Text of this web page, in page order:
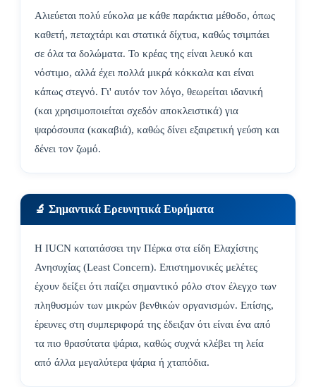
Αλιεύεται πολύ εύκολα με κάθε παράκτια μέθοδο, όπως
καθετή, πεταχτάρι και στατικά δίχτυα, καθώς τσιμπάει
σε όλα τα δολώματα. Το κρέας της είναι λευκό και
νόστιμο, αλλά έχει πολλά μικρά κόκκαλα και είναι
κάπως στεγνό. Γι' αυτόν τον λόγο, θεωρείται ιδανική
(και χρησιμοποιείται σχεδόν αποκλειστικά) για
ψαρόσουπα (κακαβιά), καθώς δίνει εξαιρετική γεύση και
δένει τον ζωμό.
🔬 Σημαντικά Ερευνητικά Ευρήματα
Η IUCN κατατάσσει την Πέρκα στα είδη Ελαχίστης
Ανησυχίας (Least Concern). Επιστημονικές μελέτες
έχουν δείξει ότι παίζει σημαντικό ρόλο στον έλεγχο των
πληθυσμών των μικρών βενθικών οργανισμών. Επίσης,
έρευνες στη συμπεριφορά της έδειξαν ότι είναι ένα από
τα πιο θρασύτατα ψάρια, καθώς συχνά κλέβει τη λεία
από άλλα μεγαλύτερα ψάρια ή χταπόδια.